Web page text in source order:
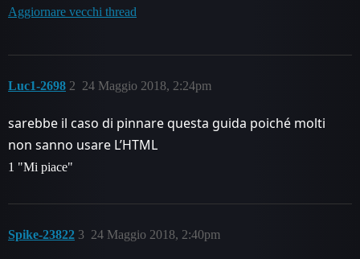
Aggiornare vecchi thread
Luc1-2698 24 Maggio 2018, 2:24pm
2
sarebbe il caso di pinnare questa guida poiché molti
non sanno usare L’HTML
1 "Mi piace"
Spike-23822 24 Maggio 2018, 2:40pm
3